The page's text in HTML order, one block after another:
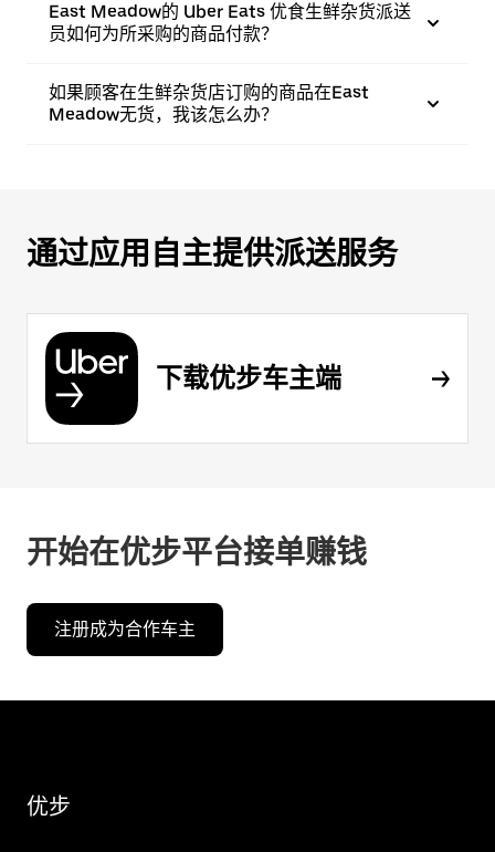
East Meadow的 Uber Eats 优食生鲜杂货派送
员如何为所采购的商品付款？
如果顾客在生鲜杂货店订购的商品在East
Meadow无货，我该怎么办？
通过应用自主提供派送服务
下载优步车主端
开始在优步平台接单赚钱
注册成为合作车主
优步